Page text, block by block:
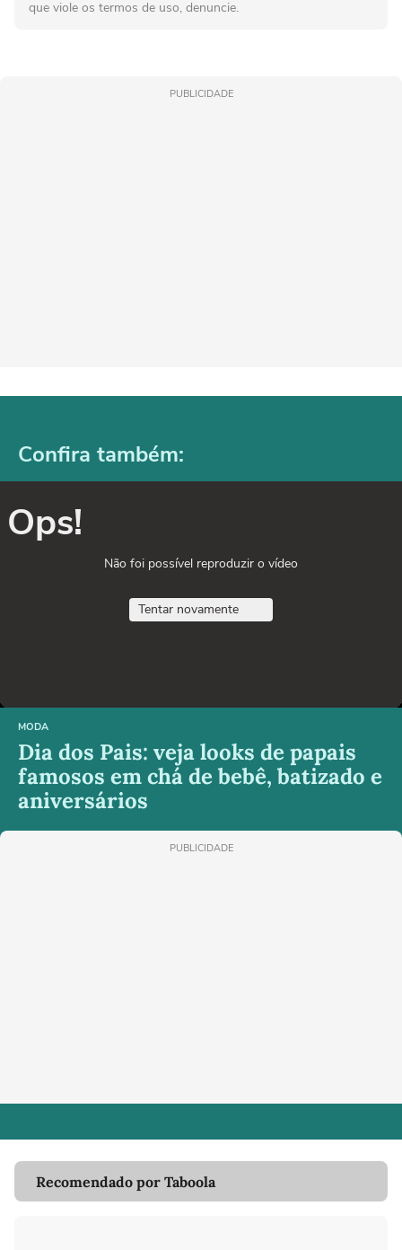
que viole os termos de uso, denuncie.
PUBLICIDADE
Confira também:
Ops!
Não foi possível reproduzir o vídeo
Tentar novamente
MODA
Dia dos Pais: veja looks de papais
famosos em chá de bebê, batizado e
aniversários
PUBLICIDADE
Recomendado por Taboola